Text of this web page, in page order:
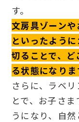
す。
文房具ゾーン
といったよう
切ることで、
る状態になりま
さらに、ラベ
とで、お子さ
うになり、自